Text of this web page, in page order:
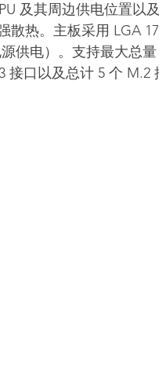
及其周边供电位置以
散热。主板采用 LGA
供电）。支持最大总量
接口以及总计 5 个 M.2